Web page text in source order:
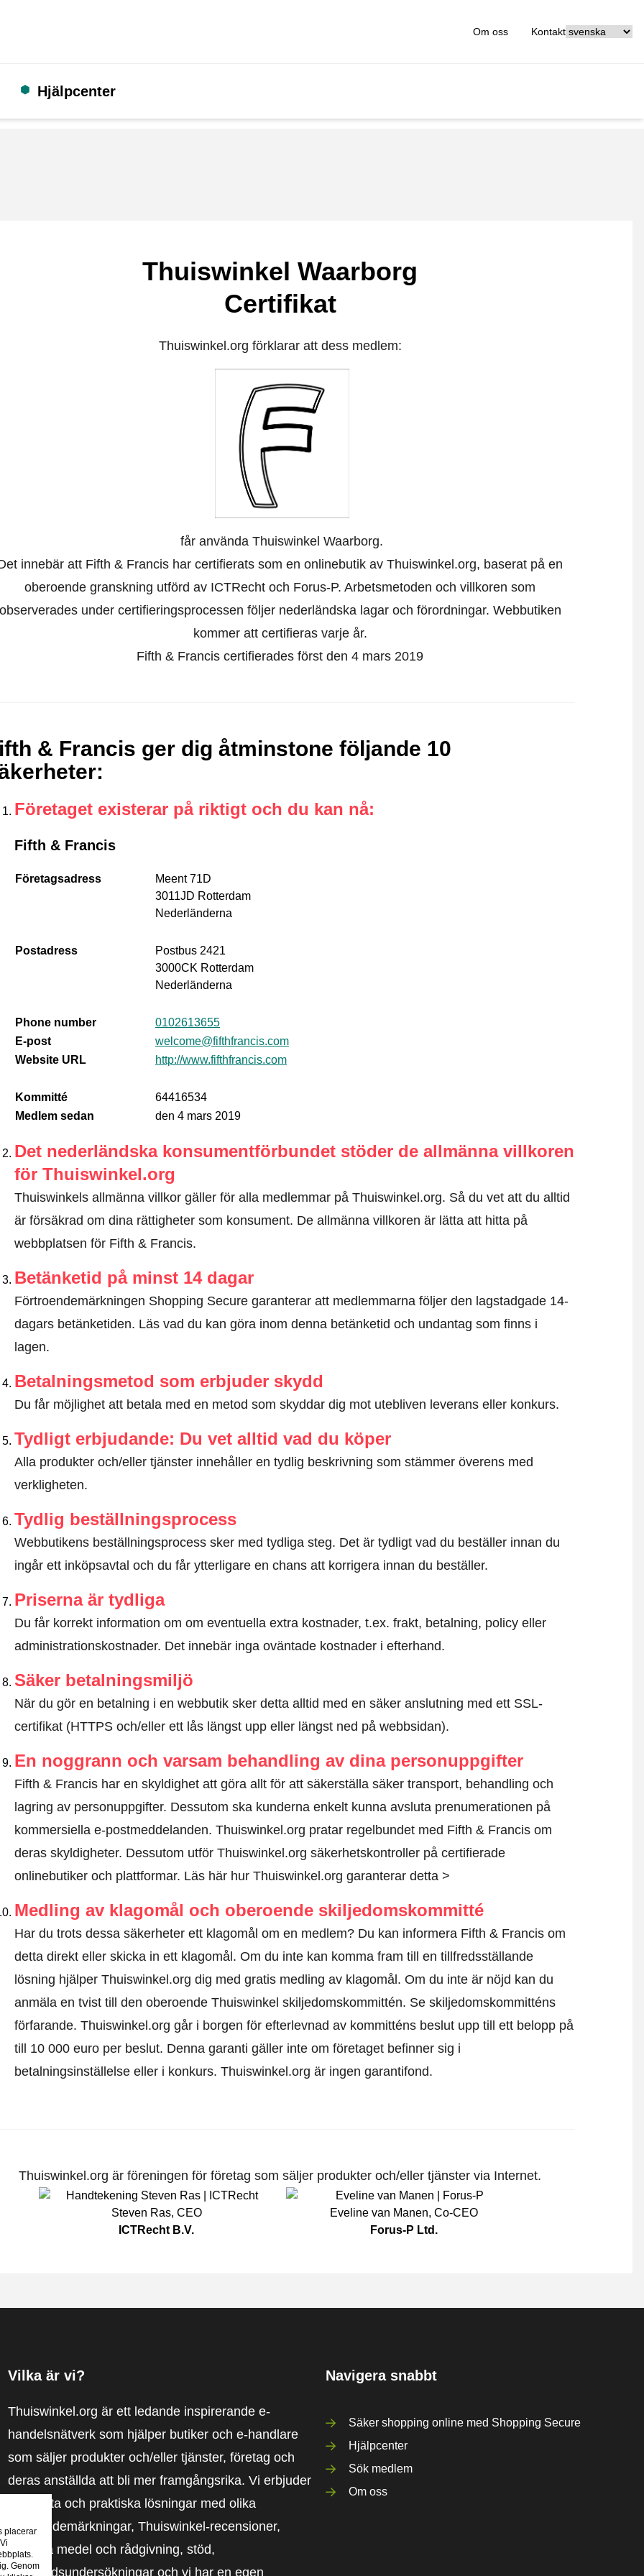
Om oss Kontakt
Hjälpcenter
Thuiswinkel Waarborg
Certifikat
Thuiswinkel.org förklarar att dess medlem:
får använda Thuiswinkel Waarborg.
innebär att Fifth & Francis har certifierats som en onlinebutik av Thuiswinkel.org, baserat på en
oberoende granskning utförd av ICTRecht och Forus-P. Arbetsmetoden och villkoren som
under certifieringsprocessen följer nederländska lagar och förordningar. Webbutiken
kommer att certifieras varje år.
Fifth & Francis certifierades först den 4 mars 2019
& Francis ger dig åtminstone följande 10
:
Företaget existerar på riktigt och du kan nå:
Fifth & Francis
Företagsadress
Meent 71D
3011JD Rotterdam
Nederländerna
Postadress
Postbus 2421
3000CK Rotterdam
Nederländerna
Phone number
0102613655
E-post
welcome@fifthfrancis.com
Website URL
http://www.fifthfrancis.com
Kommitté
64416534
Medlem sedan
den 4 mars 2019
Det nederländska konsumentförbundet stöder de allmänna villkoren
för Thuiswinkel.org
Thuiswinkels allmänna villkor gäller för alla medlemmar på Thuiswinkel.org. Så du vet att du alltid
är försäkrad om dina rättigheter som konsument. De allmänna villkoren är lätta att hitta på
webbplatsen för Fifth & Francis.
Betänketid på minst 14 dagar
Förtroendemärkningen Shopping Secure garanterar att medlemmarna följer den lagstadgade 14-
dagars betänketiden. Läs vad du kan göra inom denna betänketid och undantag som finns i
lagen.
Betalningsmetod som erbjuder skydd
Du får möjlighet att betala med en metod som skyddar dig mot utebliven leverans eller konkurs.
Tydligt erbjudande: Du vet alltid vad du köper
Alla produkter och/eller tjänster innehåller en tydlig beskrivning som stämmer överens med
verkligheten.
Tydlig beställningsprocess
Webbutikens beställningsprocess sker med tydliga steg. Det är tydligt vad du beställer innan du
ingår ett inköpsavtal och du får ytterligare en chans att korrigera innan du beställer.
Priserna är tydliga
Du får korrekt information om om eventuella extra kostnader, t.ex. frakt, betalning, policy eller
administrationskostnader. Det innebär inga oväntade kostnader i efterhand.
Säker betalningsmiljö
När du gör en betalning i en webbutik sker detta alltid med en säker anslutning med ett SSL-
certifikat (HTTPS och/eller ett lås längst upp eller längst ned på webbsidan).
En noggrann och varsam behandling av dina personuppgifter
Fifth & Francis har en skyldighet att göra allt för att säkerställa säker transport, behandling och
lagring av personuppgifter. Dessutom ska kunderna enkelt kunna avsluta prenumerationen på
kommersiella e-postmeddelanden. Thuiswinkel.org pratar regelbundet med Fifth & Francis om
deras skyldigheter. Dessutom utför Thuiswinkel.org säkerhetskontroller på certifierade
onlinebutiker och plattformar. Läs här hur Thuiswinkel.org garanterar detta >
Medling av klagomål och oberoende skiljedomskommitté
Har du trots dessa säkerheter ett klagomål om en medlem? Du kan informera Fifth & Francis om
detta direkt ellerskicka in ett klagomål . Om du inte kan komma fram till en tillfredsställande
lösning hjälper Thuiswinkel.org dig med gratis medling av klagomål. Om du inte är nöjd kan du
anmäla en tvist till den oberoende Thuiswinkel skiljedomskommittén. Se skiljedomskommitténs
förfarande. Thuiswinkel.org går i borgen för efterlevnad av kommitténs beslut upp till ett belopp på
till 10 000 euro per beslut. Denna garanti gäller inte om företaget befinner sig i
betalningsinställelse eller i konkurs. Thuiswinkel.org är ingen garantifond.
Thuiswinkel.org är föreningen för företag som säljer produkter och/eller tjänster via Internet.
Steven Ras, CEO
ICTRecht B.V.
Eveline van Manen, Co-CEO
Forus-P Ltd.
Vilka är vi?
Thuiswinkel.org är ett ledande inspirerande e-
handelsnätverk som hjälper butiker och e-handlare
som säljer produkter och/eller tjänster, företag och
deras anställda att bli mer framgångsrika. Vi erbjuder
relevanta och praktiska lösningar med olika
förtroendemärkningar, Thuiswinkel-recensioner,
rättsliga medel och rådgivning, stöd,
marknadsundersökningar och vi har en egen
Navigera snabbt
Säker shopping online med Shopping Secure
Hjälpcenter
Sök medlem
Om oss
placerar
Genom